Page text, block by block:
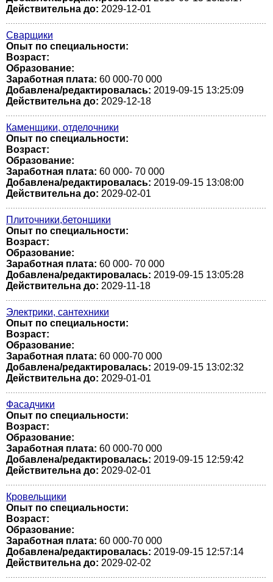
Действительна до: 2029-12-01
Сварщики
Опыт по специальности:
Возраст:
Образование:
Заработная плата: 60 000-70 000
Добавлена/редактировалась: 2019-09-15 13:25:09
Действительна до: 2029-12-18
Каменщики, отделочники
Опыт по специальности:
Возраст:
Образование:
Заработная плата: 60 000- 70 000
Добавлена/редактировалась: 2019-09-15 13:08:00
Действительна до: 2029-02-01
Плиточники,бетонщики
Опыт по специальности:
Возраст:
Образование:
Заработная плата: 60 000- 70 000
Добавлена/редактировалась: 2019-09-15 13:05:28
Действительна до: 2029-11-18
Электрики, сантехники
Опыт по специальности:
Возраст:
Образование:
Заработная плата: 60 000-70 000
Добавлена/редактировалась: 2019-09-15 13:02:32
Действительна до: 2029-01-01
Фасадчики
Опыт по специальности:
Возраст:
Образование:
Заработная плата: 60 000-70 000
Добавлена/редактировалась: 2019-09-15 12:59:42
Действительна до: 2029-02-01
Кровельщики
Опыт по специальности:
Возраст:
Образование:
Заработная плата: 60 000-70 000
Добавлена/редактировалась: 2019-09-15 12:57:14
Действительна до: 2029-02-02